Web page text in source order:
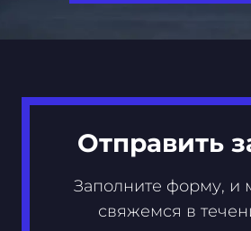
Отправить
Заполните форму, и
свяжемся в